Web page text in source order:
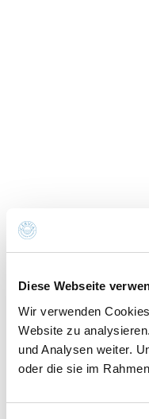
Diese Webseite
Wir verwenden
Website zu
und Analysen weiter.
oder die sie im